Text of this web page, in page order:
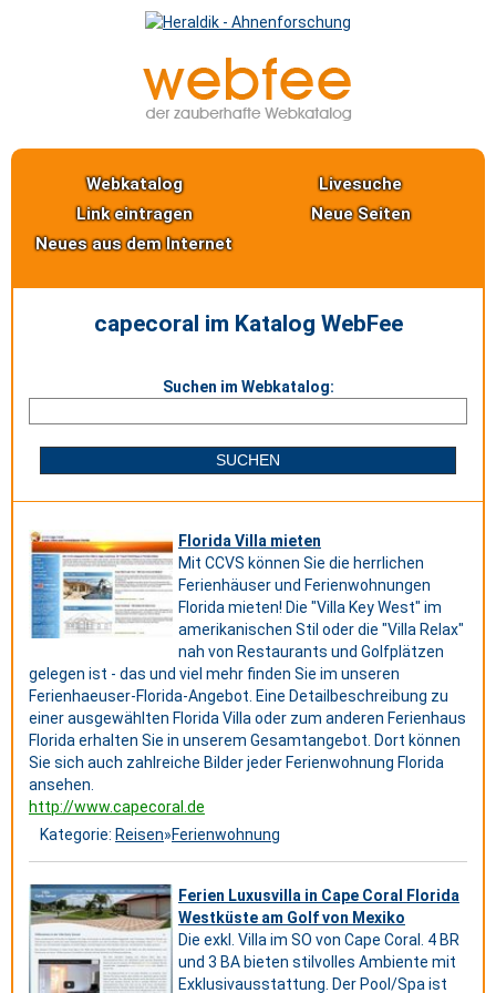
Webkatalog
Livesuche
Link eintragen
Neue Seiten
Neues aus dem Internet
capecoral im Katalog WebFee
Suchen im Webkatalog:
Florida Villa mieten
Mit CCVS können Sie die herrlichen
Ferienhäuser und Ferienwohnungen
Florida mieten! Die "Villa Key West" im
amerikanischen Stil oder die "Villa Relax"
nah von Restaurants und Golfplätzen
gelegen ist - das und viel mehr finden Sie im unseren
Ferienhaeuser-Florida-Angebot. Eine Detailbeschreibung zu
einer ausgewählten Florida Villa oder zum anderen Ferienhaus
Florida erhalten Sie in unserem Gesamtangebot. Dort können
Sie sich auch zahlreiche Bilder jeder Ferienwohnung Florida
ansehen.
http://www.capecoral.de
Kategorie: Reisen»Ferienwohnung
Ferien Luxusvilla in Cape Coral Florida
Westküste am Golf von Mexiko
Die exkl. Villa im SO von Cape Coral. 4 BR
und 3 BA bieten stilvolles Ambiente mit
Exklusivausstattung. Der Pool/Spa ist